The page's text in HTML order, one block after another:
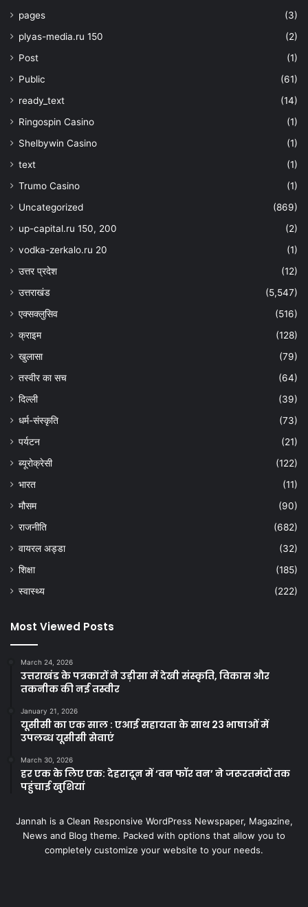
pages
(3)
plyas-media.ru 150
(2)
Post
(1)
Public
(61)
ready_text
(14)
Ringospin Casino
(1)
Shelbywin Casino
(1)
text
(1)
Trumo Casino
(1)
Uncategorized
(869)
up-capital.ru 150, 200
(2)
vodka-zerkalo.ru 20
(1)
उत्तर प्रदेश
(12)
उत्तराखंड
(5,547)
एक्सक्लुसिव
(516)
क्राइम
(128)
खुलासा
(79)
तस्वीर का सच
(64)
दिल्ली
(39)
धर्म-संस्कृति
(73)
पर्यटन
(21)
ब्यूरोक्रेसी
(122)
भारत
(11)
मौसम
(90)
राजनीति
(682)
वायरल अड्डा
(32)
शिक्षा
(185)
स्वास्थ्य
(222)
Most Viewed Posts
March 24, 2026
उत्तराखंड के पत्रकारों ने उड़ीसा में देखी संस्कृति, विकास और
तकनीक की नई तस्वीर
January 21, 2026
यूसीसी का एक साल : एआई सहायता के साथ 23 भाषाओं में
उपलब्ध यूसीसी सेवाएं
March 30, 2026
हर एक के लिए एक: देहरादून में ‘वन फॉर वन’ ने जरूरतमंदों तक
पहुंचाई खुशियां
Jannah is a Clean Responsive WordPress Newspaper, Magazine,
News and Blog theme. Packed with options that allow you to
completely customize your website to your needs.